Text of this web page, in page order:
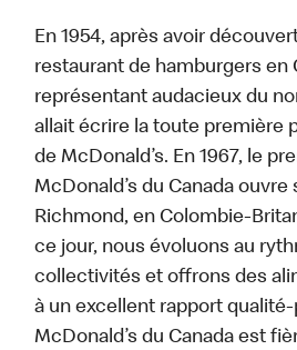
En 1954, après avoir
restaurant de hamburgers en
représentant audacieux du
allait écrire la toute première
de McDonald’s. En 1967, le
McDonald’s du Canada ouvre
Richmond, en Colombie-
ce jour, nous évoluons au
collectivités et offrons des
à un excellent rapport qualité-
McDonald’s du Canada est